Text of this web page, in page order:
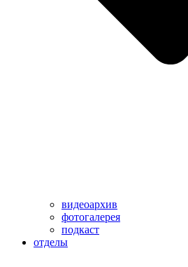
видеоархив
фотогалерея
подкаст
отделы